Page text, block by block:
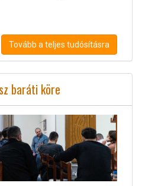
Tovább a teljes tudósításra
baráti köre